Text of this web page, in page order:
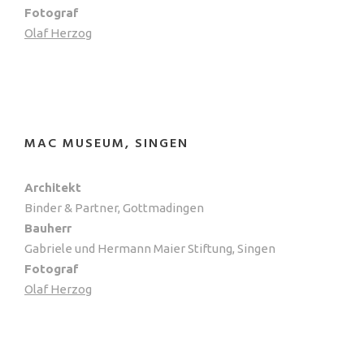
Fotograf
Olaf Herzog
MAC MUSEUM, SINGEN
Architekt
Binder & Partner, Gottmadingen
Bauherr
Gabriele und Hermann Maier Stiftung, Singen
Fotograf
Olaf Herzog